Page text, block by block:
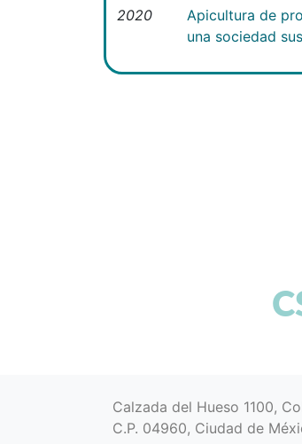
2020
Apicultura de
una sociedad
Calzada del Hueso 1100,
C.P. 04960, Ciudad de